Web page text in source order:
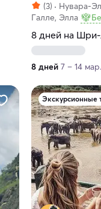
(3)
Нувара-
Галле, Элла
8 дней на
8 дней 7 – 14
Экскурсионные